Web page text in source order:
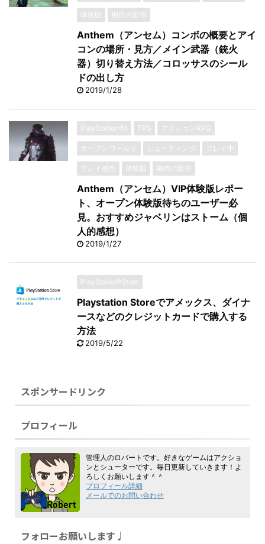
体験版 期待の新作
Anthem（アンセム）コンボの概要とアイ
コンの場所・見方／メイン武器（銃火
器）切り替え方法／コロッサスのシール
ドの出し方
2019/1/28
PlayStation®4 TPS アクションRPG
オープンワールド シューティング プレイ中
プレイ感想 体験版 期待の新作
Anthem（アンセム）VIP体験版レポー
ト、オープン体験版待ちのユーザー必
見。おすすめジャベリンはストーム（個
人的感想）
2019/1/27
PlayStaion®Store
Playstation Storeでアメックス、ダイナ
ースなどのクレジットカードで購入する
方法
2019/5/22
スポンサードリンク
プロフィール
管理人のロバートです。好きなゲームはアクショ
ンとシューターです。毎日更新していきます！よ
ろしくお願いします＾＾
プロフィール詳細
メールでのお問い合わせ
フォローお願いします♩